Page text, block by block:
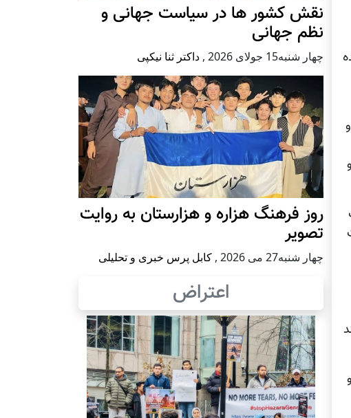
نقش کشور ها در سیاست جهانی و
نظم جهانی
چهار شنبه15 جولای 2026 , داکتر ثنا نیکپی
روز فرهنگ هزاره و هزارستان به روایت
تصویر
چهار شنبه27 می 2026 , کابل پرس خبری و تحلیلی
اعتراض